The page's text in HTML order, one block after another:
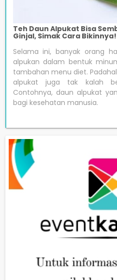
Teh Daun Alpukat Bisa
Ginjal, Simak Cara Bikinnya!
Selama ini, banyak orang
alpukan dalam bentuk
tambahan menu diet.
alpukat juga tak kalah
Contohnya, daun alpukat
bagi kesehatan manusia.